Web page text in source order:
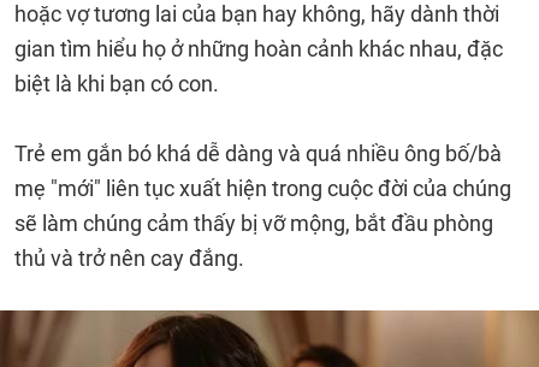
hoặc vợ tương lai của bạn hay không, hãy dành thời
gian tìm hiểu họ ở những hoàn cảnh khác nhau, đặc
biệt là khi bạn có con.
Trẻ em gắn bó khá dễ dàng và quá nhiều ông bố/bà
mẹ "mới" liên tục xuất hiện trong cuộc đời của chúng
sẽ làm chúng cảm thấy bị vỡ mộng, bắt đầu phòng
thủ và trở nên cay đắng.